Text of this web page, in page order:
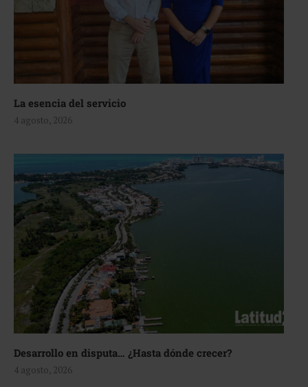
La esencia del servicio
4 agosto, 2026
Desarrollo en disputa… ¿Hasta dónde crecer?
4 agosto, 2026